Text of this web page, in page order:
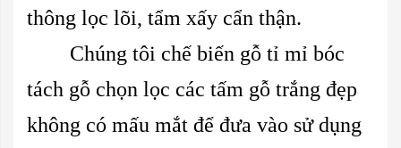
thông lọc lõi, tẩm xấy cẩn thận.
Chúng tôi chế biến gỗ tỉ mỉ bóc
tách gỗ chọn lọc các tấm gỗ trắng đẹp
không có mấu mắt để đưa vào sử dụng